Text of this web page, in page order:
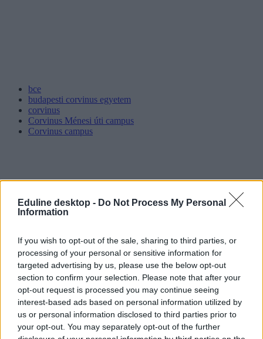
Eduline desktop - Do Not Process My Personal
Information
If you wish to opt-out of the sale, sharing to third parties, or
processing of your personal or sensitive information for
targeted advertising by us, please use the below opt-out
section to confirm your selection. Please note that after your
opt-out request is processed you may continue seeing
interest-based ads based on personal information utilized by
us or personal information disclosed to third parties prior to
your opt-out. You may separately opt-out of the further
bce
budapesti corvinus egyetem
corvinus
Corvinus Ménesi úti campus
Corvinus campus